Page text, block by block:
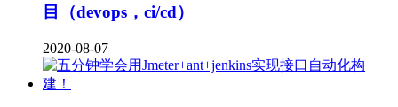
目（devops，ci/cd）
2020-08-07